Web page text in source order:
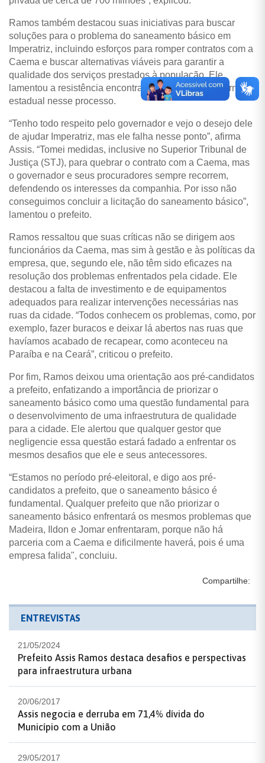
Ramos também destacou suas iniciativas para buscar
soluções para o problema do saneamento básico em
Imperatriz, incluindo esforços para romper contratos com a
Caema e buscar alternativas viáveis para garantir a
qualidade dos serviços prestados à população. Ele
lamentou a resistência encontrada por parte do governo
estadual nesse processo.
“Tenho todo respeito pelo governador e vejo o desejo dele
de ajudar Imperatriz, mas ele falha nesse ponto”, afirma
Assis. “Tomei medidas, inclusive no Superior Tribunal de
Justiça (STJ), para quebrar o contrato com a Caema, mas
o governador e seus procuradores sempre recorrem,
defendendo os interesses da companhia. Por isso não
conseguimos concluir a licitação do saneamento básico”,
lamentou o prefeito.
Ramos ressaltou que suas críticas não se dirigem aos
funcionários da Caema, mas sim à gestão e às políticas da
empresa, que, segundo ele, não têm sido eficazes na
resolução dos problemas enfrentados pela cidade. Ele
destacou a falta de investimento e de equipamentos
adequados para realizar intervenções necessárias nas
ruas da cidade. “Todos conhecem os problemas, como, por
exemplo, fazer buracos e deixar lá abertos nas ruas que
havíamos acabado de recapear, como aconteceu na
Paraíba e na Ceará”, criticou o prefeito.
Por fim, Ramos deixou uma orientação aos pré-candidatos
a prefeito, enfatizando a importância de priorizar o
saneamento básico como uma questão fundamental para
o desenvolvimento de uma infraestrutura de qualidade
para a cidade. Ele alertou que qualquer gestor que
negligencie essa questão estará fadado a enfrentar os
mesmos desafios que ele e seus antecessores.
“Estamos no período pré-eleitoral, e digo aos pré-
candidatos a prefeito, que o saneamento básico é
fundamental. Qualquer prefeito que não priorizar o
saneamento básico enfrentará os mesmos problemas que
Madeira, Ildon e Jomar enfrentaram, porque não há
parceria com a Caema e dificilmente haverá, pois é uma
empresa falida", concluiu.
Compartilhe:
ENTREVISTAS
21/05/2024
Prefeito Assis Ramos destaca desafios e perspectivas
para infraestrutura urbana
20/06/2017
Assis negocia e derruba em 71,4% dívida do
Município com a União
29/05/2017